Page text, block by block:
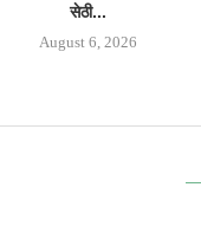
सेठी...
August 6, 2026